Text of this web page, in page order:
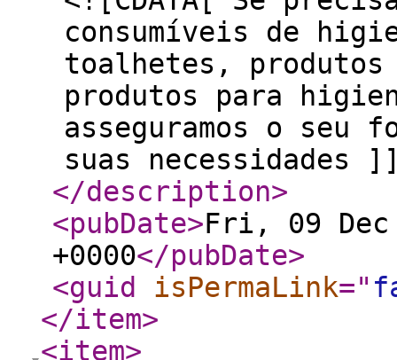
consumíveis de
toalhetes, produtos
produtos para
asseguramos o seu
suas necessidades
</description>
<pubDate>Fri, 09 Dec
+0000</pubDate>
<guid
isPermaLink="
</item>
<item>